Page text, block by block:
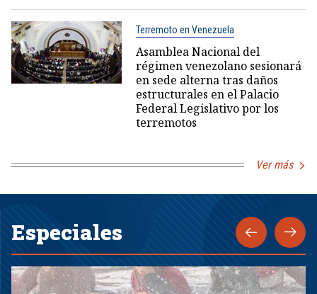
Terremoto en Venezuela
Asamblea Nacional del
régimen venezolano sesionará
en sede alterna tras daños
estructurales en el Palacio
Federal Legislativo por los
terremotos
Ver más
Especiales